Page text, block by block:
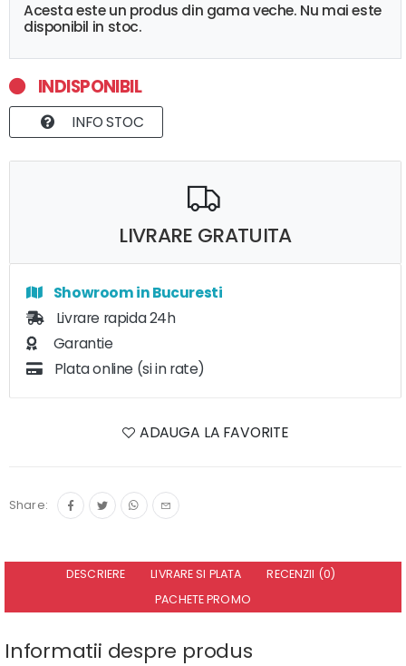
Acesta este un produs din gama veche. Nu mai este
disponibil in stoc.
INDISPONIBIL
INFO STOC
LIVRARE GRATUITA
Showroom in Bucuresti
Livrare rapida 24h
Garantie
Plata online (si in rate)
ADAUGA LA FAVORITE
Share:
DESCRIERE LIVRARE SI PLATA
RECENZII (0)
PACHETE PROMO
Informatii despre produs